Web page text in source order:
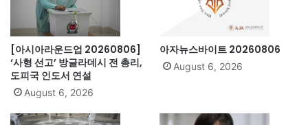
[아시아라운드업 20260806]
‘사형 선고’ 방글라데시 전 총리,
도피국 인도서 연설
August 6, 2026
아자뉴스바이트 20260806
August 6, 2026